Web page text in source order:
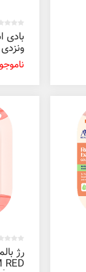
ونزدی
رژ